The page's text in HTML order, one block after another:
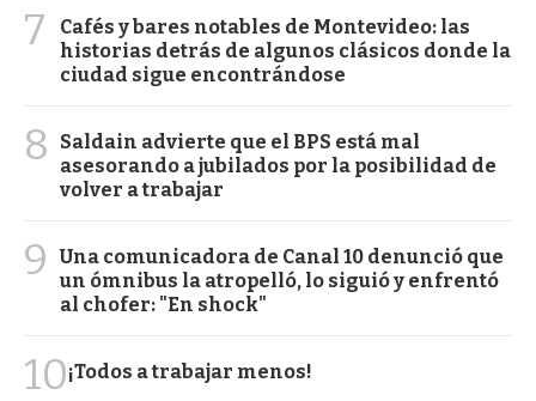
7
Cafés y bares notables de Montevideo: las
historias detrás de algunos clásicos donde la
ciudad sigue encontrándose
8
Saldain advierte que el BPS está mal
asesorando a jubilados por la posibilidad de
volver a trabajar
9
Una comunicadora de Canal 10 denunció que
un ómnibus la atropelló, lo siguió y enfrentó
al chofer: "En shock"
10¡Todos a trabajar menos!